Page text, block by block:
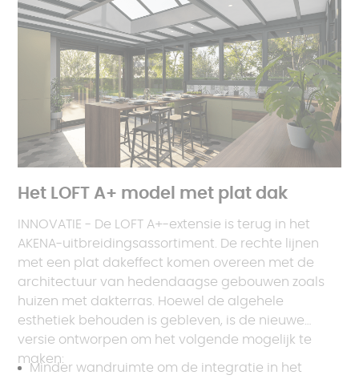
Het LOFT A+ model met plat dak
INNOVATIE - De LOFT A+-extensie is terug in het
AKENA-uitbreidingsassortiment. De rechte lijnen
met een plat dakeffect komen overeen met de
architectuur van hedendaagse gebouwen zoals
huizen met dakterras. Hoewel de algehele
esthetiek behouden is gebleven, is de nieuwe
versie ontworpen om het volgende mogelijk te
maken:
Minder wandruimte om de integratie in het